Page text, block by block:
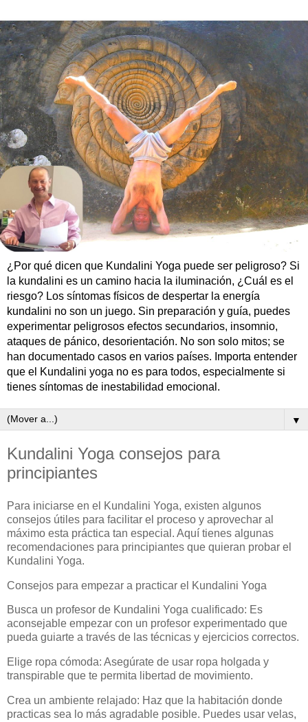
¿Por qué dicen que Kundalini Yoga puede ser peligroso? Si
la kundalini es un camino hacia la iluminación, ¿Cuál es el
riesgo? Los síntomas físicos de despertar la energía
kundalini no son un juego. Sin preparación y guía, puedes
experimentar peligrosos efectos secundarios, insomnio,
ataques de pánico, desorientación. No son solo mitos; se
han documentado casos en varios países. Importa entender
que el Kundalini yoga no es para todos, especialmente si
tienes síntomas de inestabilidad emocional.
▼
Kundalini Yoga consejos para
principiantes
Para iniciarse en el Kundalini Yoga, existen algunos
consejos útiles para facilitar el proceso y aprovechar al
máximo esta práctica tan especial. Aquí tienes algunas
recomendaciones para principiantes que quieran probar el
Kundalini Yoga.
Consejos para empezar a practicar el Kundalini Yoga
Busca un profesor de Kundalini Yoga cualificado: Es
aconsejable empezar con un profesor experimentado que
pueda guiarte a través de las técnicas y ejercicios correctos.
Elige ropa cómoda: Asegúrate de usar ropa holgada y
transpirable que te permita libertad de movimiento.
Crea un ambiente relajado: Haz que la habitación donde
practicas sea lo más agradable posible. Puedes usar velas,